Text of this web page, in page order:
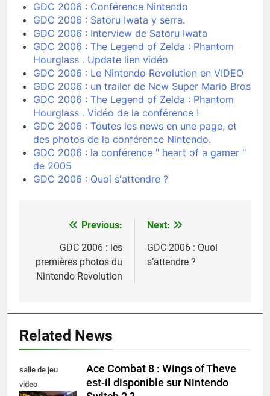
GDC 2006 : Conférence Nintendo
GDC 2006 : Satoru Iwata y serra.
GDC 2006 : Interview de Satoru Iwata
GDC 2006 : The Legend of Zelda : Phantom
Hourglass . Update lien vidéo
GDC 2006 : Le Nintendo Revolution en VIDEO
GDC 2006 : un trailer de New Super Mario Bros
GDC 2006 : The Legend of Zelda : Phantom
Hourglass . Vidéo de la conférence !
GDC 2006 : Toutes les news en une page, et
des photos de la conférence Nintendo.
GDC 2006 : la conférence " heart of a gamer "
de 2005
GDC 2006 : Quoi s'attendre ?
Navigation
l’article
Previous:
GDC 2006 : les
premières photos du
Nintendo Revolution
Next:
GDC 2006 : Quoi
s’attendre ?
Related News
salle de jeu
video
Ace Combat 8 : Wings of Theve
est-il disponible sur Nintendo